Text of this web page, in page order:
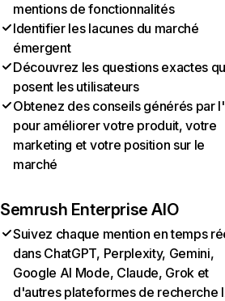
mentions de fonctionnalités
Identifier les lacunes du marché
émergent
Découvrez les questions exactes
posent les utilisateurs
Obtenez des conseils générés par
pour améliorer votre produit, votre
marketing et votre position sur le
marché
Semrush Enterprise AIO
Suivez chaque mention en temps
dans ChatGPT, Perplexity, Gemini,
Google AI Mode, Claude, Grok et
d'autres plateformes de recherche